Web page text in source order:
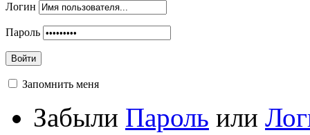
Логин
Пароль
Войти
Запомнить меня
Забыли Пароль или